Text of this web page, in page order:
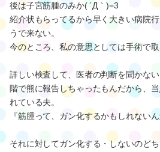
後は子宮筋腫のみか( ´Д｀)=3
紹介状もらってるから早く大きい病院
うで来ない。
今のところ、私の意思としては手術で取
詳しい検査して、医者の判断を聞かな
階で熊に報告しちゃったもんだから、
れている夫。
『筋腫って、ガン化するかもしれない
それに対してガン化する・しないのど